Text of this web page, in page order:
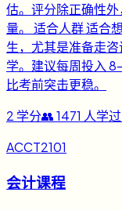
估。评分除正确性
量。 适合人群 适合
生，尤其是准备走
学。建议每周投入
比考前突击更稳。
2 学分👥1471 人学过
ACCT2101
会计课程